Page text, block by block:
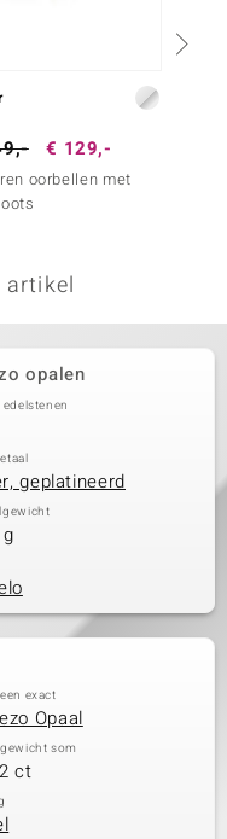
€ 129,-
oorbellen met
artikel
opalen
geplatineerd
exact
Opaal
som
ct